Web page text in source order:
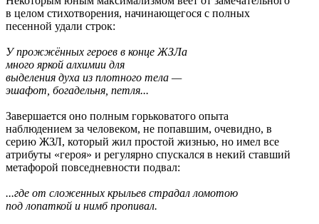
в целом стихотворения, начинающегося с полных
песенной удали строк:
У прожжённых героев в конце ЖЗЛа
много яркой алхимии для
выделения духа из плотного тела —
эшафот, богадельня, петля...
Завершается оно полным горьковатого опыта
наблюдением за человеком, не попавшим, очевидно, в
серию ЖЗЛ, который жил простой жизнью, но имел все
атрибуты «героя» и регулярно спускался в некий ставший
метафорой повседневности подвал:
...где от сложенных крыльев страдал ломотою
под лопаткой и нимб пропивал.